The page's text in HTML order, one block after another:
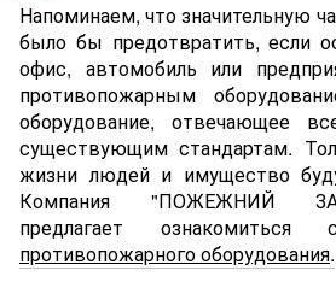
Напоминаем, что значительную
было бы предотвратить, если
офис, автомобиль или
противопожарным
оборудование, отвечающее
существующим стандартам.
жизни людей и имущество
Компания "ПОЖЕЖНИЙ
предлагает ознакомиться
противопожарного оборудования.